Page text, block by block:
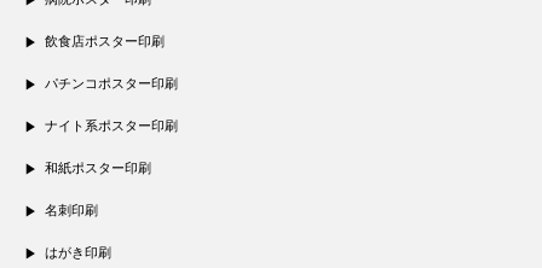
飲食店ポスター印刷
パチンコポスター印刷
ナイト系ポスター印刷
和紙ポスター印刷
名刺印刷
はがき印刷